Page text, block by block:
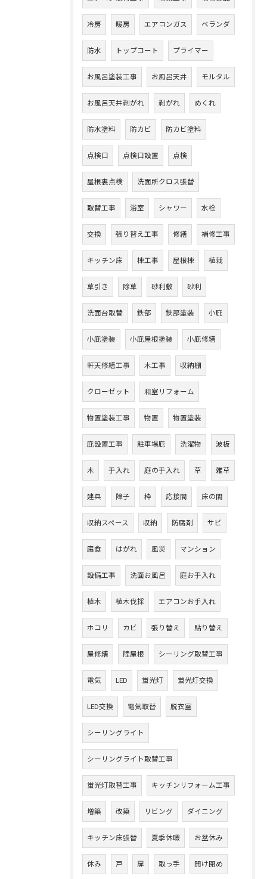
冷房 暖房 エアコンガス ベランダ
防水 トップコート プライマー
お風呂塗装工事 お風呂天井 モルタル
お風呂天井剥がれ 剥がれ めくれ
防水塗料 防カビ 防カビ塗料
点検口 点検口設置 点検
屋根裏点検 洗面所クロス張替
取替工事 浴室 シャワー 水栓
交換 張り替え工事 修繕 補修工事
キッチン床 棟工事 屋根棟 植栽
草引き 除草 砂利敷 砂利
洗面台取替 鉄部 鉄部塗装 小庇
小庇塗装 小庇屋根塗装 小庇修繕
軒天修繕工事 木工事 収納棚
クローゼット 和室リフォーム
物置塗装工事 物置 物置塗装
庇設置工事 駐車場庇 洗濯物 波板
木 手入れ 庭の手入れ 草 雑草
建具 障子 枠 応接間 床の間
収納スペース 収納 防腐剤 サビ
腐食 はがれ 風災 マンション
設備工事 洗面お風呂 庭お手入れ
植木 植木伐採 エアコンお手入れ
ホコリ カビ 張り替え 貼り替え
屋修繕 陸屋根 シーリング取替工事
電気 LED 蛍光灯 蛍光灯交換
LED交換 電気取替 脱衣室
シーリングライト
シーリングライト取替工事
蛍光灯取替工事 キッチンリフォーム工事
増築 改築 リビング ダイニング
キッチン床張替 夏季休暇 お盆休み
休み 戸 扉 取っ手 開け閉め